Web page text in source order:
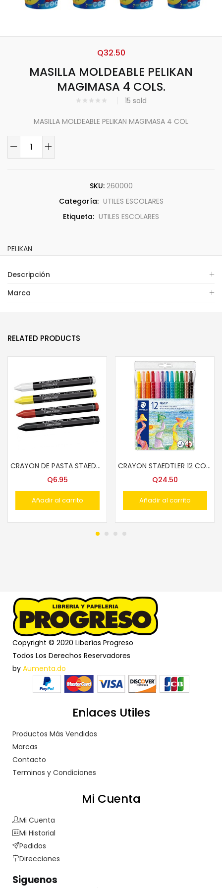
MASILLA MOLDEABLE PELIKAN
MAGIMASA 4 COLS.
15 sold
Q32.50
MASILLA MOLDEABLE PELIKAN MAGIMASA 4 COL
SKU: 260000
Categoría: UTILES ESCOLARES
Etiqueta: UTILES ESCOLARES
PELIKAN
Descripción
Marca
RELATED PRODUCTS
CRAYON DE PASTA STAEDTLER #236 OMNIGRAPH COLORES
Q6.95
Añadir al carrito
CRAYON STAEDTLER 12 COLORES GIRABLES NC 221 NWP12
Q24.50
Añadir al carrito
Copyright © 2020 Liberías Progreso
Todos Los Derechos Reservadores
by Aumenta.do
Enlaces Utiles
Productos Más Vendidos
Marcas
Contacto
Terminos y Condiciones
Mi Cuenta
Mi Cuenta
Mi Historial
Pedidos
Direcciones
Siguenos